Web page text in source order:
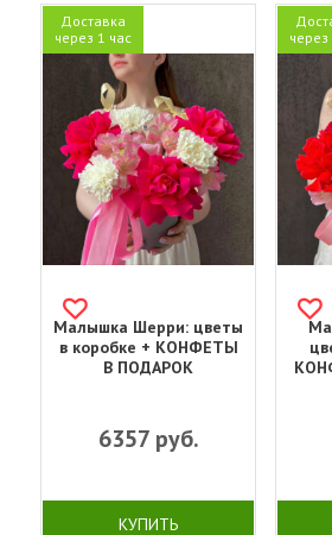
Доставка
через 1 час
Малышка Шерри: цветы
в коробке + КОНФЕТЫ
В ПОДАРОК
6357руб.
КУПИТЬ
через